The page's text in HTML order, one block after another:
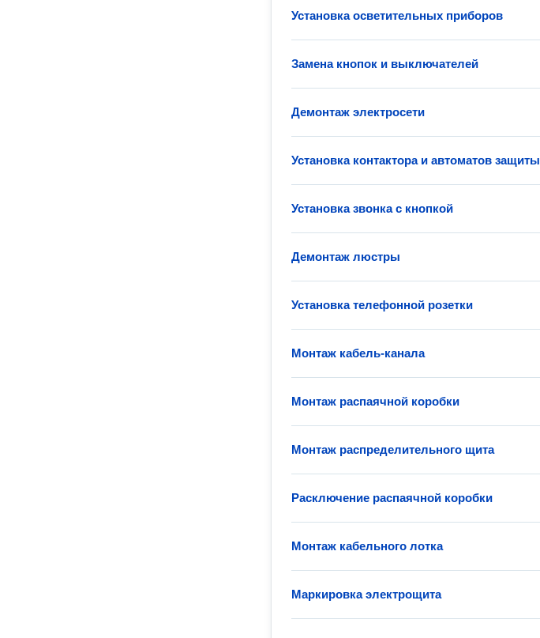
Установка осветительных приборов
Замена кнопок и выключателей
Демонтаж электросети
Установка контактора и автоматов защиты
Установка звонка с кнопкой
Демонтаж люстры
Установка телефонной розетки
Монтаж кабель-канала
Монтаж распаячной коробки
Монтаж распределительного щита
Расключение распаячной коробки
Монтаж кабельного лотка
Маркировка электрощита